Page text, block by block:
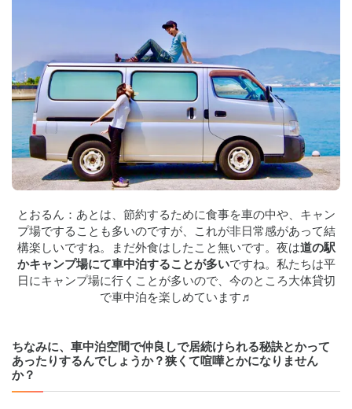
とおるん：あとは、節約するために食事を車の中や、キャン
プ場ですることも多いのですが、これが非日常感があって結
構楽しいですね。まだ外食はしたこと無いです。夜は道の駅
かキャンプ場にて車中泊することが多いですね。私たちは平
日にキャンプ場に行くことが多いので、今のところ大体貸切
で車中泊を楽しめています♬
ちなみに、車中泊空間で仲良しで居続けられる秘訣とかって
あったりするんでしょうか？狭くて喧嘩とかになりません
か？